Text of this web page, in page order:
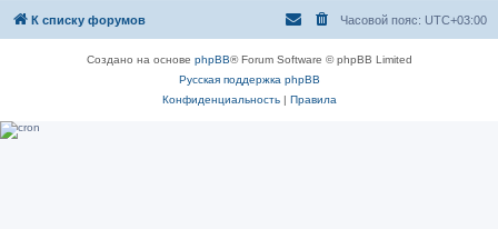
К списку форумов Часовой пояс: UTC+03:00
Создано на основе phpBB® Forum Software © phpBB Limited
Русская поддержка phpBB
Конфиденциальность| Правила